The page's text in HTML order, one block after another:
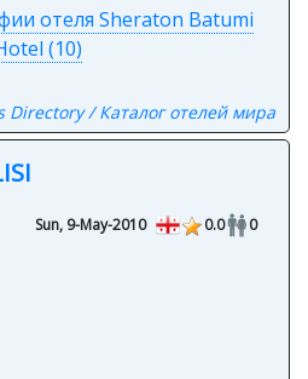
(10)
Directory / Каталог отелей мира